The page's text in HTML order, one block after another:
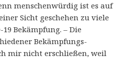
menschenwürdig ist es auf
Sicht geschehen zu viele
19 Bekämpfung. – Die
Bekämpfungs-
mir nicht erschließen, weil